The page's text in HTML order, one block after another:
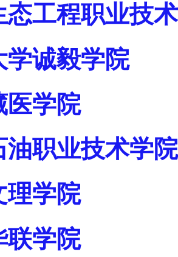
态工程职业技
学诚毅学院
医学院
油职业技术学院
理学院
联学院